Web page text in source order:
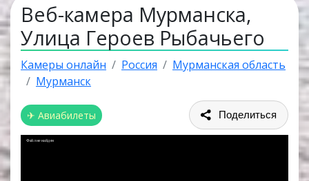
Веб-камера Мурманска,
Улица Героев Рыбачьего
Камеры онлайн Россия
Мурманская область
Мурманск
✈ Авиабилеты Поделиться
Файл не найден